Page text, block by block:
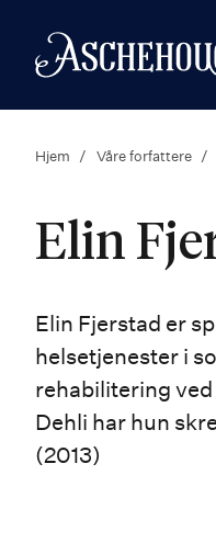
Hjem Våre forfattere
Elin
Elin Fjerstad er
helsetjenester i
rehabilitering
Dehli har hun
(2013)